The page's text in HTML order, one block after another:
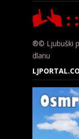
®© Ljubuški
dlanu